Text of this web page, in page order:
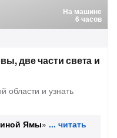
На машине
6 часов
две части света и
области и узнать
Ямы»